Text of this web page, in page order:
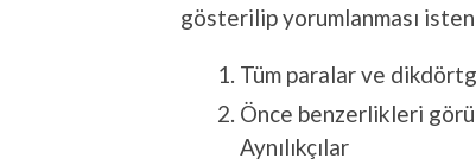
gösterilip yorumlanması
Tüm paralar ve
Önce benzerlikleri
Aynılıkçılar